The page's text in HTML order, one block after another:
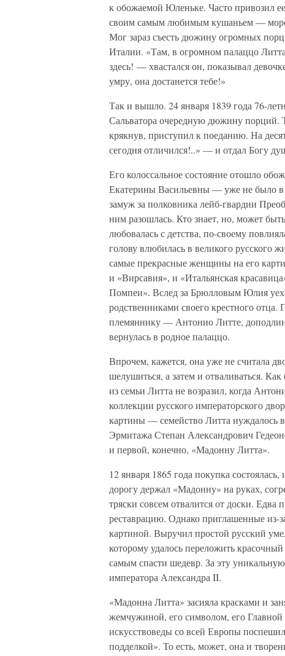
к обожаемой Юленьке. Часто привозил
своим самым любимым кушаньем —
Мог зараз съесть дюжину огромных
Италии. «Там, в огромном палаццо
здесь! — хвастался он, показывал
умру, она достанется тебе!»
Так и вышло. 24 января 1839 года 76-
Сальватора очередную дюжину порций.
крякнув, приступил к поеданию. На
сегодня отличился!..» — и отдал Богу
Его колоссальное состояние отошло
Екатерины Васильевны — уже не было
замуж за полковника лейб-гвардии
ним разошлась. Кто знает, но, может
любовалась с детства, по-своему
голову влюбилась в великого русского
самые прекрасные женщины на его
и «Вирсавия», и «Итальянская
Помпеи». Вслед за Брюлловым Юлия
родственниками своего крестного
племяннику — Антонио Литте,
вернулась в родное палаццо.
Впрочем, кажется, она уже не считала
шелушиться, а затем и отваливаться.
из семьи Литта не возразил, когда
коллекции русского императорского
картины — семейство Литта нуждалось
Эрмитажа Степан Александрович
и первой, конечно, «Мадонну Литта».
12 января 1865 года покупка
дорогу держал «Мадонну» на руках,
тряски совсем отвалится от доски.
реставрацию. Однако приглашенные из-
картиной. Выручил простой русский
которому удалось переложить
самым спасти шедевр. За эту
императора Александра II.
«Мадонна Литта» засияла красками и
жемчужиной, его символом, его
искусствоведы со всей Европы
подделкой». То есть, может, она и